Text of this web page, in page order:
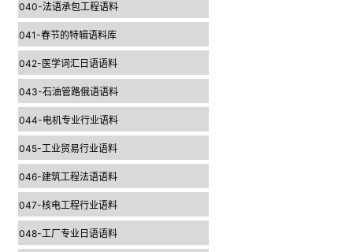
040-法语承包工程语料
041-春节的特辑语料库
042-医学词汇日语语料
043-石油管路俄语语料
044-电机专业行业语料
045-工业贸易行业语料
046-建筑工程法语语料
047-核电工程行业语料
048-工厂专业日语语料